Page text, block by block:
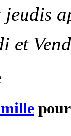
jeudis
et